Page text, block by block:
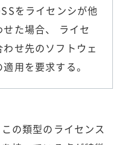
をライセンシが他
た場合、 ライセ
せ先のソフトウェ
用を要求する。
の類型のライセンス